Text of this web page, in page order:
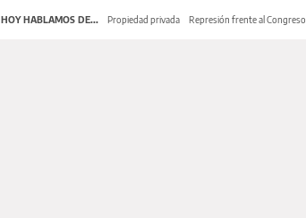
HOY HABLAMOS DE... Propiedad privada Represión frente al Congreso